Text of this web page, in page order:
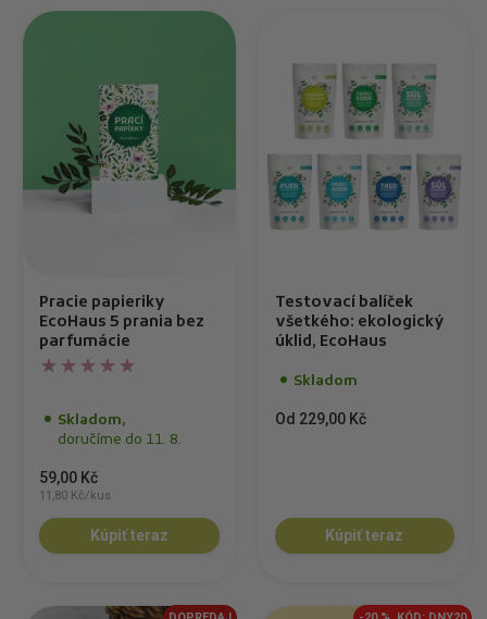
Pracie papieriky
EcoHaus 5 prania bez
parfumácie
Skladom,
doručíme do 11. 8.
59,00 Kč
11,80 Kč/kus
Kúpiť teraz
Testovací balíček
všetkého: ekologický
úklid, EcoHaus
Skladom
Od 229,00 Kč
Kúpiť teraz